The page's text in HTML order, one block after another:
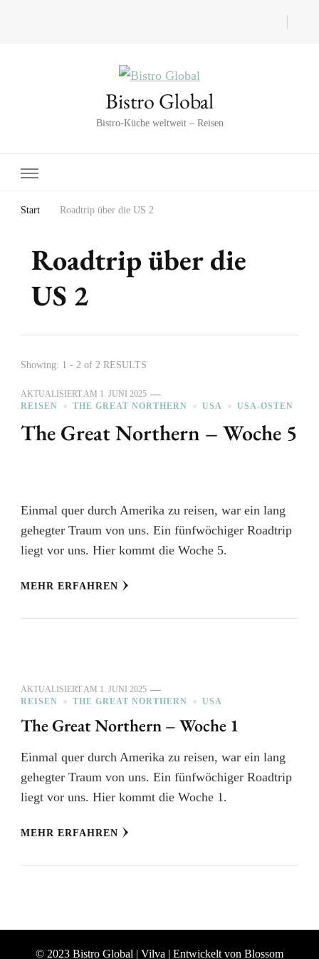
Bistro Global
Bistro-Küche weltweit – Reisen
Start Roadtrip über die US 2
Roadtrip über die
US 2
Showing: 1 - 2 of 2 RESULTS
AKTUALISIERT AM 1. JUNI 2025
REISEN
THE GREAT NORTHERN USA USA-OSTEN
The Great Northern – Woche 5
Einmal quer durch Amerika zu reisen, war ein lang
gehegter Traum von uns. Ein fünfwöchiger Roadtrip
liegt vor uns. Hier kommt die Woche 5.
MEHR ERFAHREN
AKTUALISIERT AM 1. JUNI 2025
REISEN
THE GREAT NORTHERN USA
The Great Northern – Woche 1
Einmal quer durch Amerika zu reisen, war ein lang
gehegter Traum von uns. Ein fünfwöchiger Roadtrip
liegt vor uns. Hier kommt die Woche 1.
MEHR ERFAHREN
© 2023 Bistro Global | Vilva | Entwickelt von Blossom